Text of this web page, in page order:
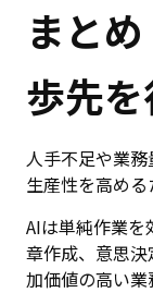
まと
歩先
人手不足や業
生産性を高める
AIは単純作業
章作成、意思
加価値の高い業